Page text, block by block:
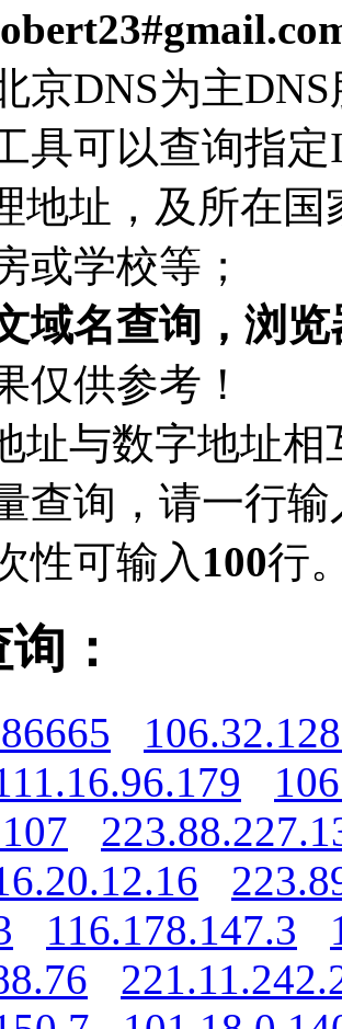
京DNS为主
具可以查询指
地址，及所在
或学校等；
域名查询，浏
仅供参考！
址与数字地址相
查询，请一行
性可输入 100行
：
116.178.147.3